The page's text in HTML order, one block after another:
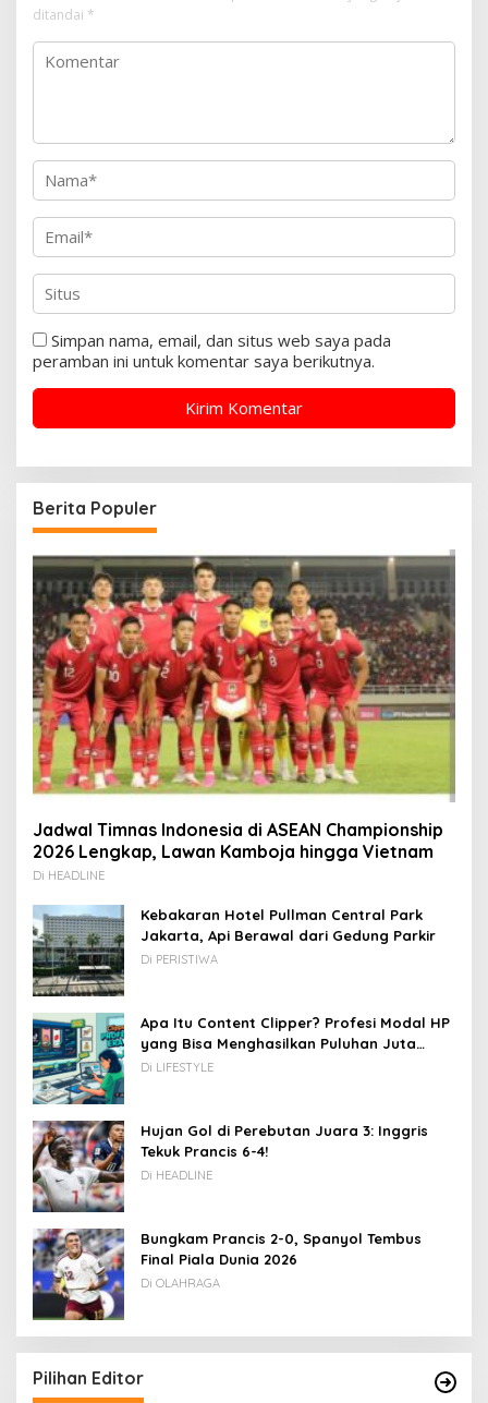
ditandai *
Simpan nama, email, dan situs web saya pada
peramban ini untuk komentar saya berikutnya.
Berita Populer
Jadwal Timnas Indonesia di ASEAN Championship
2026 Lengkap, Lawan Kamboja hingga Vietnam
Di HEADLINE
Kebakaran Hotel Pullman Central Park
Jakarta, Api Berawal dari Gedung Parkir
Di PERISTIWA
Apa Itu Content Clipper? Profesi Modal HP
yang Bisa Menghasilkan Puluhan Juta
Rupiah
Di LIFESTYLE
Hujan Gol di Perebutan Juara 3: Inggris
Tekuk Prancis 6-4!
Di HEADLINE
Bungkam Prancis 2-0, Spanyol Tembus
Final Piala Dunia 2026
Di OLAHRAGA
Pilihan Editor